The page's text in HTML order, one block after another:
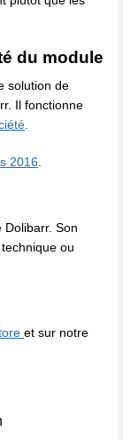
du module
solution de
Il fonctionne
.
2016
Dolibarr. Son
ou
et sur notre